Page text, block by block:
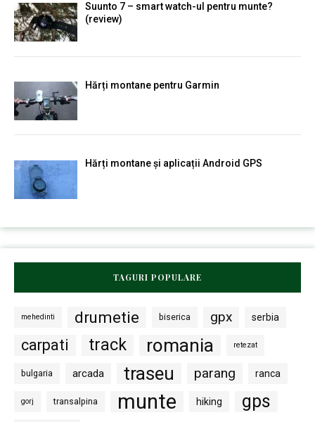
Suunto 7 – smart watch-ul pentru munte?
(review)
Hărți montane pentru Garmin
Hărți montane și aplicații Android GPS
TAGURI POPULARE
mehedinti drumetie biserica gpx serbia
carpati track romania retezat
bulgaria arcada traseu parang ranca
gorj transalpina munte hiking gps